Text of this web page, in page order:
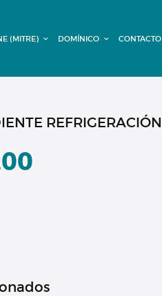
(MITRE) DOMÍNICO CONTACTO
REFRIGERACIÓN